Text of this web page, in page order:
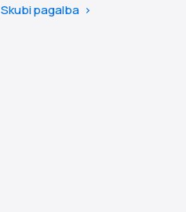
Skubi pagalba